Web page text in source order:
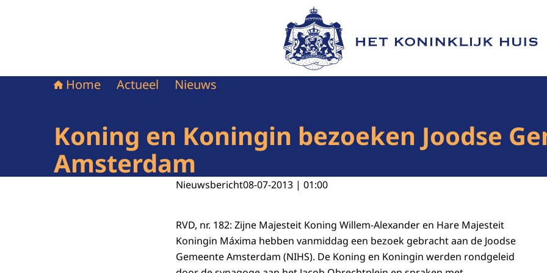
Naar de homepage van Het Koninklijk Huis
Home Actueel Nieuws
Koning en Koningin bezoeken Joodse
Amsterdam
Nieuwsbericht08-07-2013 | 01:00
RVD, nr. 182: Zijne Majesteit Koning Willem-Alexander en Hare Majesteit
Koningin Máxima hebben vanmiddag een bezoek gebracht aan de Joodse
Gemeente Amsterdam (NIHS). De Koning en Koningin werden rondgeleid